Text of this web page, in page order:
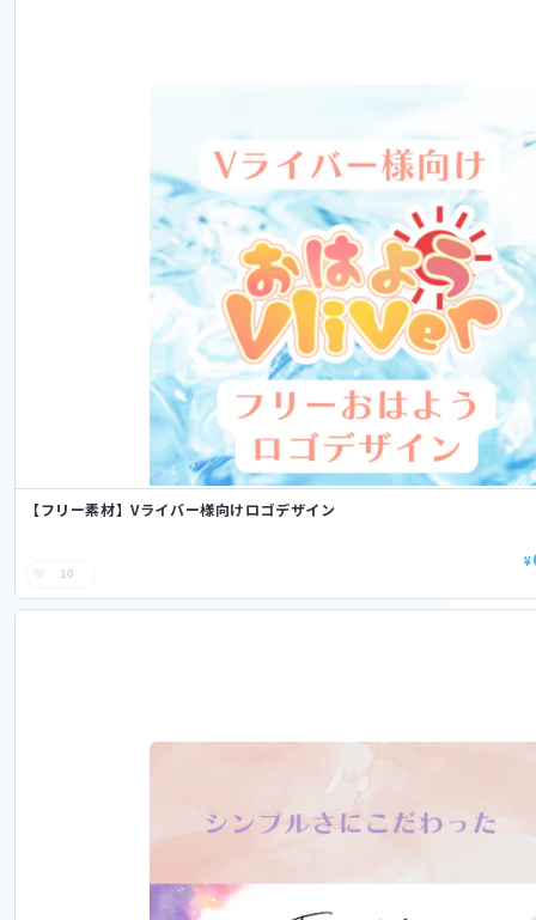
【フリー素材】Vライバー様向けロゴデザイン
10
¥